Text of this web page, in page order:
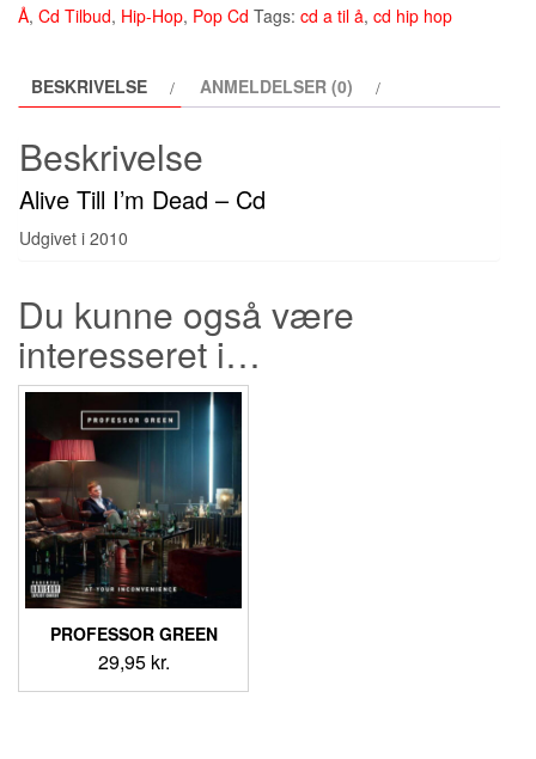
Å, Cd Tilbud, Hip-Hop, Pop Cd Tags: cd a til å, cd hip hop
BESKRIVELSE ANMELDELSER (0)
Beskrivelse
Alive Till I’m Dead – Cd
Udgivet i 2010
Du kunne også være
interesseret i…
PROFESSOR GREEN
29,95 kr.